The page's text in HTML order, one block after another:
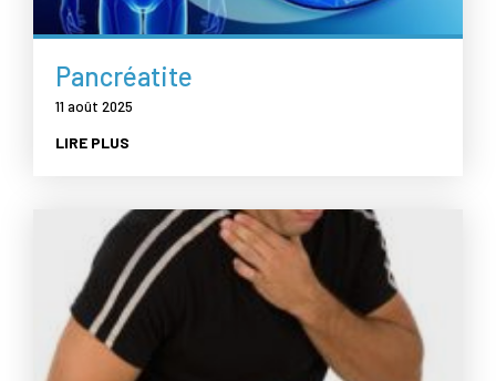
Pancréatite
11 août 2025
LIRE PLUS